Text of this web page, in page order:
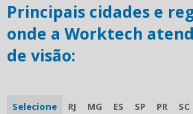
Principais cidades e
onde a Worktech
de visão:
Selecione RJ MG ES SP PR SC